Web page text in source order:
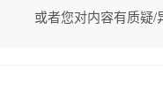
或者您对内容有质疑/